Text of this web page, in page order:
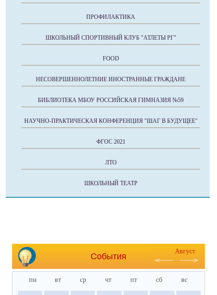
ПРОФИЛАКТИКА
ШКОЛЬНЫЙ СПОРТИВНЫЙ КЛУБ "АТЛЕТЫ РГ"
FOOD
НЕСОВЕРШЕННОЛЕТНИЕ ИНОСТРАННЫЕ ГРАЖДАНЕ
БИБЛИОТЕКА МБОУ РОССИЙСКАЯ ГИМНАЗИЯ №59
НАУЧНО-ПРАКТИЧЕСКАЯ КОНФЕРЕНЦИЯ "ШАГ В БУДУЩЕЕ"
ФГОС 2021
ЛТО
ШКОЛЬНЫЙ ТЕАТР
События
Август
пн вт ср чт пт сб вс